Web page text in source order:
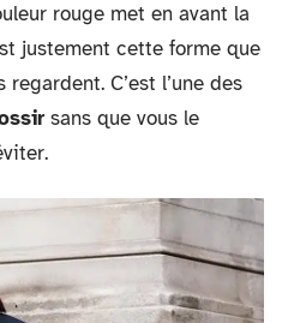
rouge met en avant la
justement cette forme que
C’est l’une des
sans que vous le